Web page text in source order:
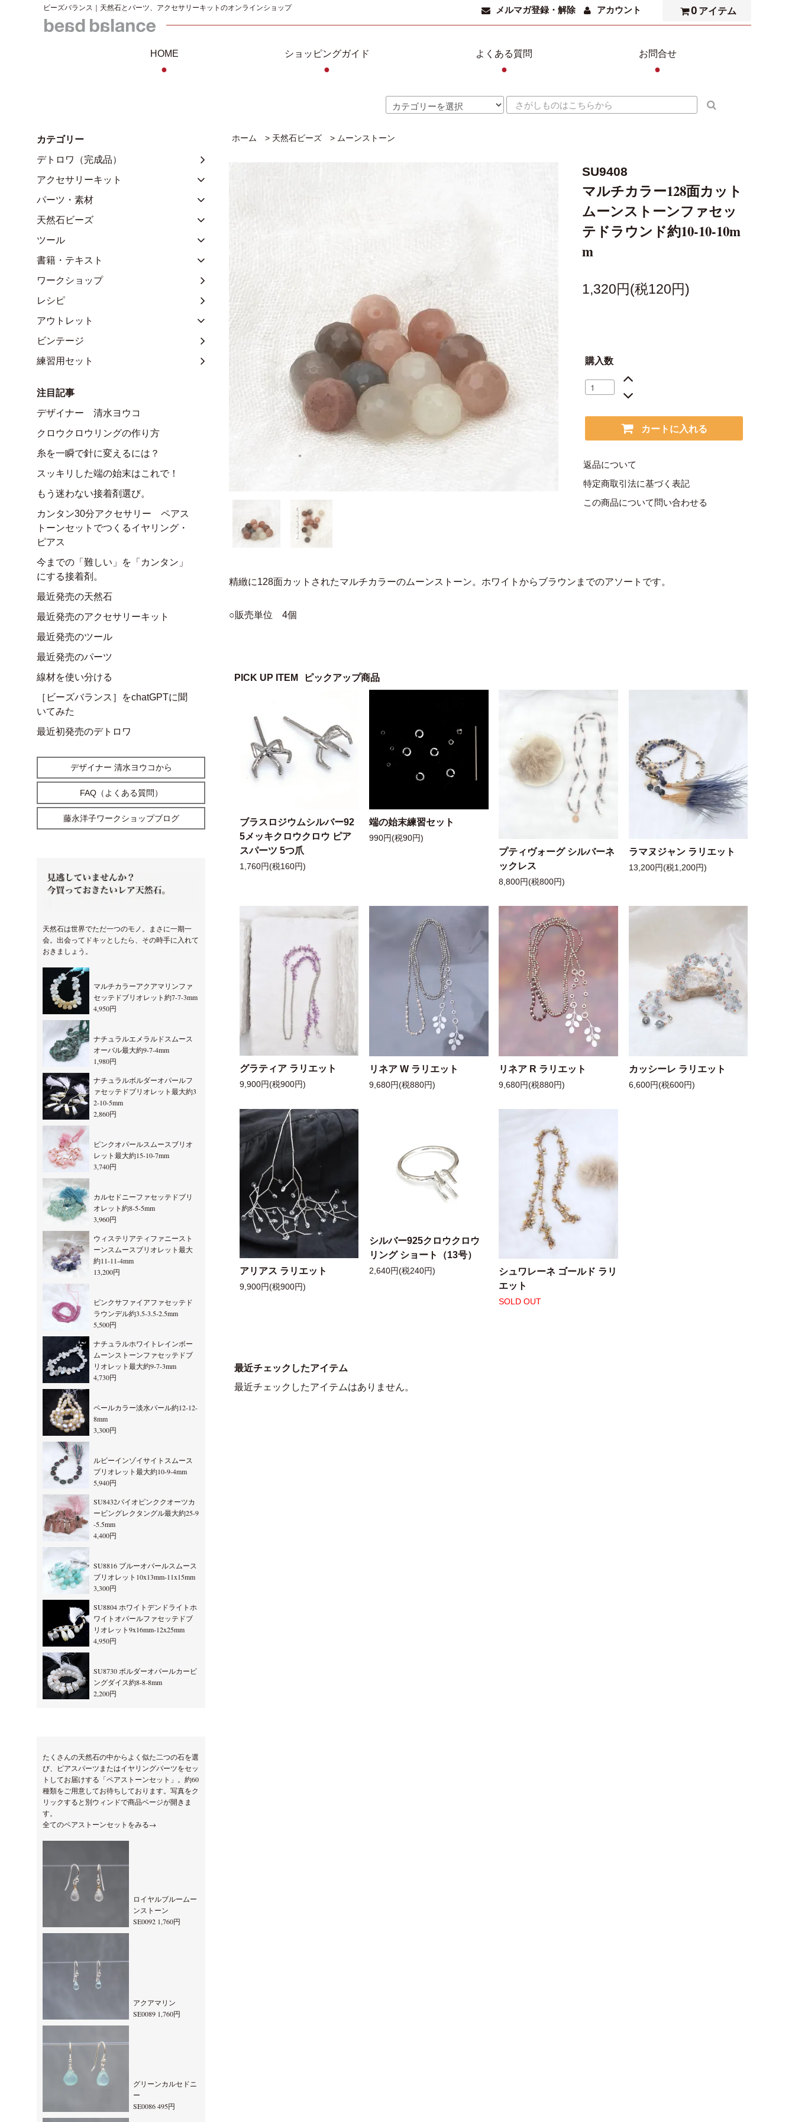
ビーズバランス｜天然石とパーツ、アクセサリーキットのオンラインショップ メルマガ登録・解除 アカウント 0 アイテム
HOME
●
ショッピングガイド
●
よくある質問
●
お問合せ
●
ホーム > 天然石ビーズ > ムーンストーン
SU9408
マルチカラー128面カット
ムーンストーンファセッ
テドラウンド約10-10-10m
m
1,320円(税120円)
購入数
カートに入れる
返品について
特定商取引法に基づく表記
この商品について問い合わせる
精緻に128面カットされたマルチカラーのムーンストーン。ホワイトからブラウンまでのアソートです。
○販売単位 4個
PICK UP ITEM ピックアップ商品
ブラスロジウムシルバー92
5メッキクロウクロウ ピア
スパーツ 5つ爪
1,760円(税160円)
端の始末練習セット
990円(税90円)
プティヴォーグ シルバーネ
ックレス
8,800円(税800円)
ラマヌジャン ラリエット
13,200円(税1,200円)
グラティア ラリエット
9,900円(税900円)
リネア W ラリエット
9,680円(税880円)
リネア R ラリエット
9,680円(税880円)
カッシーレ ラリエット
6,600円(税600円)
アリアス ラリエット
9,900円(税900円)
シルバー925クロウクロウ
リング ショート（13号）
2,640円(税240円)
シュワレーネ ゴールド ラリ
エット
SOLD OUT
最近チェックしたアイテム
最近チェックしたアイテムはありません。
カテゴリー
デトロワ（完成品）
アクセサリーキット
パーツ・素材
天然石ビーズ
ツール
書籍・テキスト
ワークショップ
レシピ
アウトレット
ビンテージ
練習用セット
注目記事
デザイナー 清水ヨウコ
クロウクロウリングの作り方
糸を一瞬で針に変えるには？
スッキリした端の始末はこれで！
もう迷わない接着剤選び。
カンタン30分アクセサリー ペアス
トーンセットでつくるイヤリング・
ピアス
今までの「難しい」を「カンタン」
にする接着剤。
最近発売の天然石
最近発売のアクセサリーキット
最近発売のツール
最近発売のパーツ
線材を使い分ける
［ビーズバランス］をchatGPTに聞
いてみた
最近初発売のデトロワ
デザイナー 清水ヨウコから
FAQ（よくある質問）
藤永洋子ワークショップブログ
天然石は世界でただ一つのモノ。まさに一期一
会。出会ってドキッとしたら、その時手に入れて
おきましょう。
マルチカラーアクアマリンファ
セッテドブリオレット約7-7-3mm
4,950円
ナチュラルエメラルドスムース
オーバル最大約9-7-4mm
1,980円
ナチュラルボルダーオパールフ
ァセッテドブリオレット最大約3
2-10-5mm
2,860円
ピンクオパールスムースブリオ
レット最大約15-10-7mm
3,740円
カルセドニーファセッテドブリ
オレット約8-5-5mm
3,960円
ウィステリアティファニースト
ーンスムースブリオレット最大
約11-11-4mm
13,200円
ピンクサファイアファセッテド
ラウンデル約3.5-3.5-2.5mm
5,500円
ナチュラルホワイトレインボー
ムーンストーンファセッテドブ
リオレット最大約9-7-3mm
4,730円
ペールカラー淡水パール約12-12-
8mm
3,300円
ルビーインゾイサイトスムース
ブリオレット最大約10-9-4mm
5,940円
SU8432バイオピンククオーツカ
ービングレクタングル最大約25-9
-5.5mm
4,400円
SU8816 ブルーオパールスムース
ブリオレット10x13mm-11x15mm
3,300円
SU8804 ホワイトデンドライトホ
ワイトオパールファセッテドブ
リオレット9x16mm-12x25mm
4,950円
SU8730 ボルダーオパールカービ
ングダイス約8-8-8mm
2,200円
たくさんの天然石の中からよく似た二つの石を選
び、ピアスパーツまたはイヤリングパーツをセッ
トしてお届けする「ペアストーンセット」。約60
種類をご用意してお待ちしております。写真をク
リックすると別ウィンドで商品ページが開きま
す。
全てのペアストーンセットをみる→
ロイヤルブルームー
ンストーン
SE0092 1,760円
アクアマリン
SE0089 1,760円
グリーンカルセドニ
ー
SE0086 495円